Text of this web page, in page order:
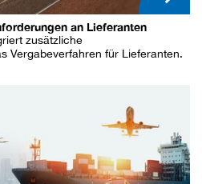
an Lieferanten
zusätzliche
Vergabeverfahren für Lieferanten.